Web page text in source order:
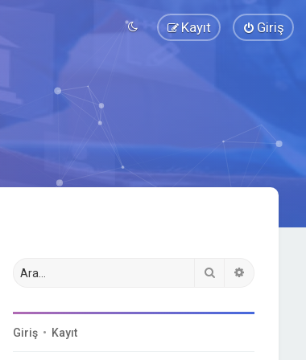
Giriş
Kayıt
Ara
Giriş • Kayıt